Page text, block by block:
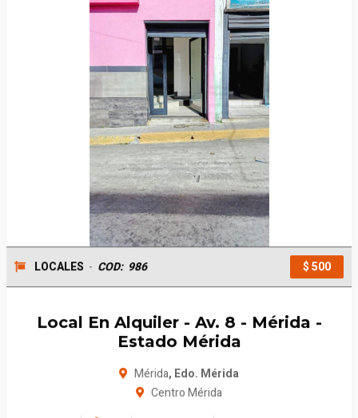
LOCALES-COD:986 $ 500
Estado Mérida
Centro Mérida